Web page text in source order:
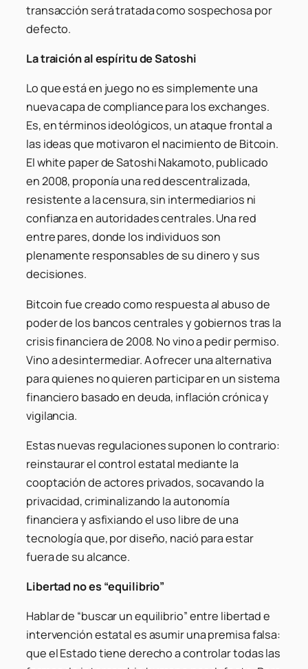
transacción será tratada como sospechosa por
defecto.
La traición al espíritu de Satoshi
Lo que está en juego no es simplemente una
nueva capa de compliance para los exchanges.
Es, en términos ideológicos, un ataque frontal a
las ideas que motivaron el nacimiento de Bitcoin.
El white paper de Satoshi Nakamoto, publicado
en 2008, proponía una red descentralizada,
resistente a la censura, sin intermediarios ni
confianza en autoridades centrales. Una red
entre pares, donde los individuos son
plenamente responsables de su dinero y sus
decisiones.
Bitcoin fue creado como respuesta al abuso de
poder de los bancos centrales y gobiernos tras la
crisis financiera de 2008. No vino a pedir permiso.
Vino a desintermediar. A ofrecer una alternativa
para quienes no quieren participar en un sistema
financiero basado en deuda, inflación crónica y
vigilancia.
Estas nuevas regulaciones suponen lo contrario:
reinstaurar el control estatal mediante la
cooptación de actores privados, socavando la
privacidad, criminalizando la autonomía
financiera y asfixiando el uso libre de una
tecnología que, por diseño, nació para estar
fuera de su alcance.
Libertad no es “equilibrio”
Hablar de “buscar un equilibrio” entre libertad e
intervención estatal es asumir una premisa falsa:
que el Estado tiene derecho a controlar todas las